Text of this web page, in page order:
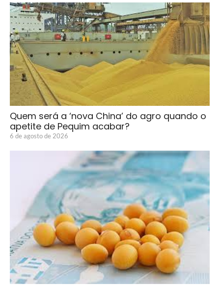
Quem será a ‘nova China’ do agro quando o
apetite de Pequim acabar?
6 de agosto de 2026